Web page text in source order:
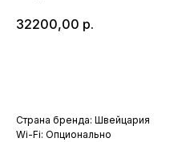
32200,00 р.
Страна бренда: Швейцария
Wi-Fi: Опционально